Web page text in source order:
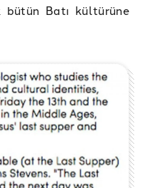
bütün Batı kültürüne